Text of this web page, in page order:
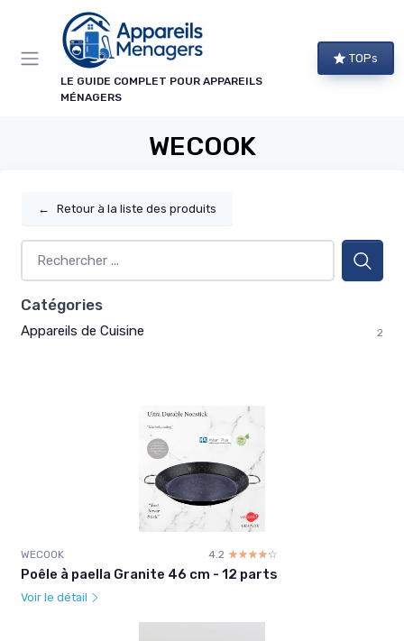
LE GUIDE COMPLET POUR APPAREILS
MÉNAGERS
TOPs
WECOOK
← Retour à la liste des produits
Catégories
Appareils de Cuisine 2
WECOOK 4.2 ☆☆☆☆☆
★★★★★
Poêle à paella Granite 46 cm - 12 parts
Voir le détail
Panneau de gestion des cookies